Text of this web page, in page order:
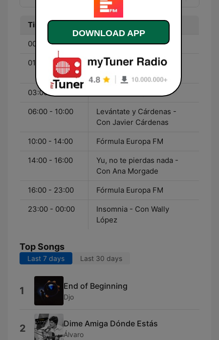
Time
00:00 - 01:00 Fórmula Europa FM
01:00 - 03:00
Insomnia - Con Wally
López
03:00 - 06:00
06:00 - 10:00
Levántate y Cárdenas -
Con Javier Cárdenas
10:00 - 14:00 Fórmula Europa FM
14:00 - 16:00
Yu, no te pierdas nada -
Con Ana Morgade
16:00 - 23:00 Fórmula Europa FM
23:00 - 00:00
Insomnia - Con Wally
López
Top Songs
Last 7 days Last 30 days
1 End of Beginning
Djo
2 Dime Amiga Dónde Estás
Álvaro
DOWNLOAD APP